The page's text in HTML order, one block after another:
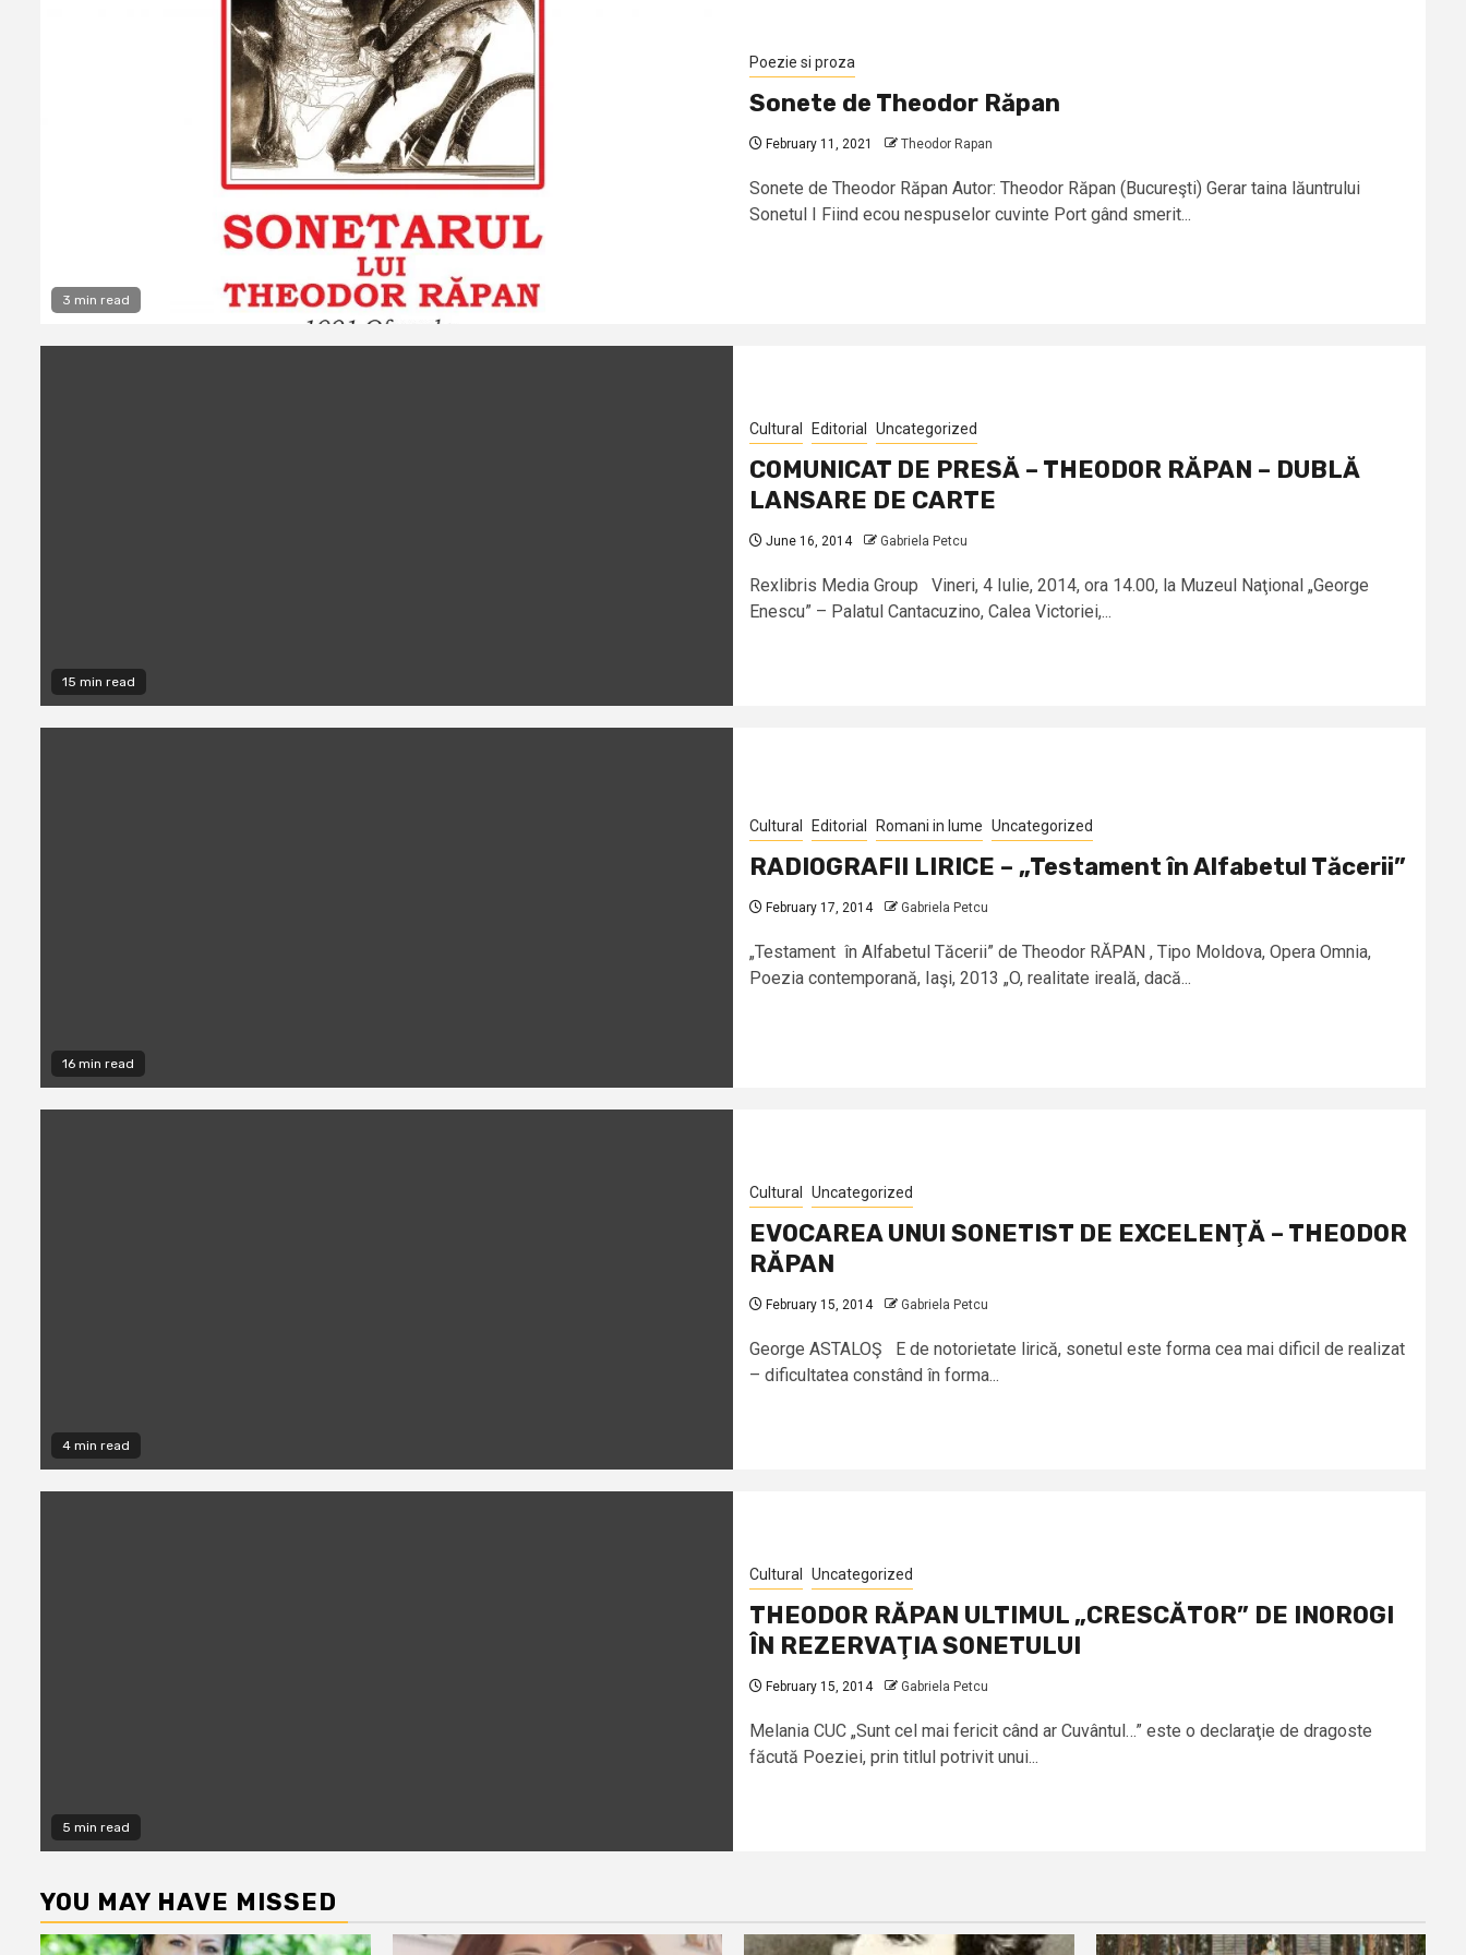
3 min read
Poezie si proza
Sonete de Theodor Răpan
February 11, 2021 Theodor Rapan
Sonete de Theodor Răpan Autor: Theodor Răpan (Bucureşti) Gerar taina lăuntrului
Sonetul I Fiind ecou nespuselor cuvinte Port gând smerit...
15 min read
Cultural Editorial Uncategorized
COMUNICAT DE PRESĂ – THEODOR RĂPAN – DUBLĂ
LANSARE DE CARTE
June 16, 2014 Gabriela Petcu
Rexlibris Media Group Vineri, 4 Iulie, 2014, ora 14.00, la Muzeul Naţional „George
Enescu” – Palatul Cantacuzino, Calea Victoriei,...
16 min read
Cultural Editorial Romani in lume Uncategorized
RADIOGRAFII LIRICE – „Testament în Alfabetul Tăcerii”
February 17, 2014 Gabriela Petcu
„Testament în Alfabetul Tăcerii” de Theodor RĂPAN , Tipo Moldova, Opera Omnia,
Poezia contemporană, Iaşi, 2013 „O, realitate ireală, dacă...
4 min read
Cultural Uncategorized
EVOCAREA UNUI SONETIST DE EXCELENŢĂ – THEODOR
RĂPAN
February 15, 2014 Gabriela Petcu
George ASTALOŞ E de notorietate lirică, sonetul este forma cea mai dificil de realizat
– dificultatea constând în forma...
5 min read
Cultural Uncategorized
THEODOR RĂPAN ULTIMUL „CRESCĂTOR” DE INOROGI
ÎN REZERVAŢIA SONETULUI
February 15, 2014 Gabriela Petcu
Melania CUC „Sunt cel mai fericit când ar Cuvântul…” este o declaraţie de dragoste
făcută Poeziei, prin titlul potrivit unui...
YOU MAY HAVE MISSED